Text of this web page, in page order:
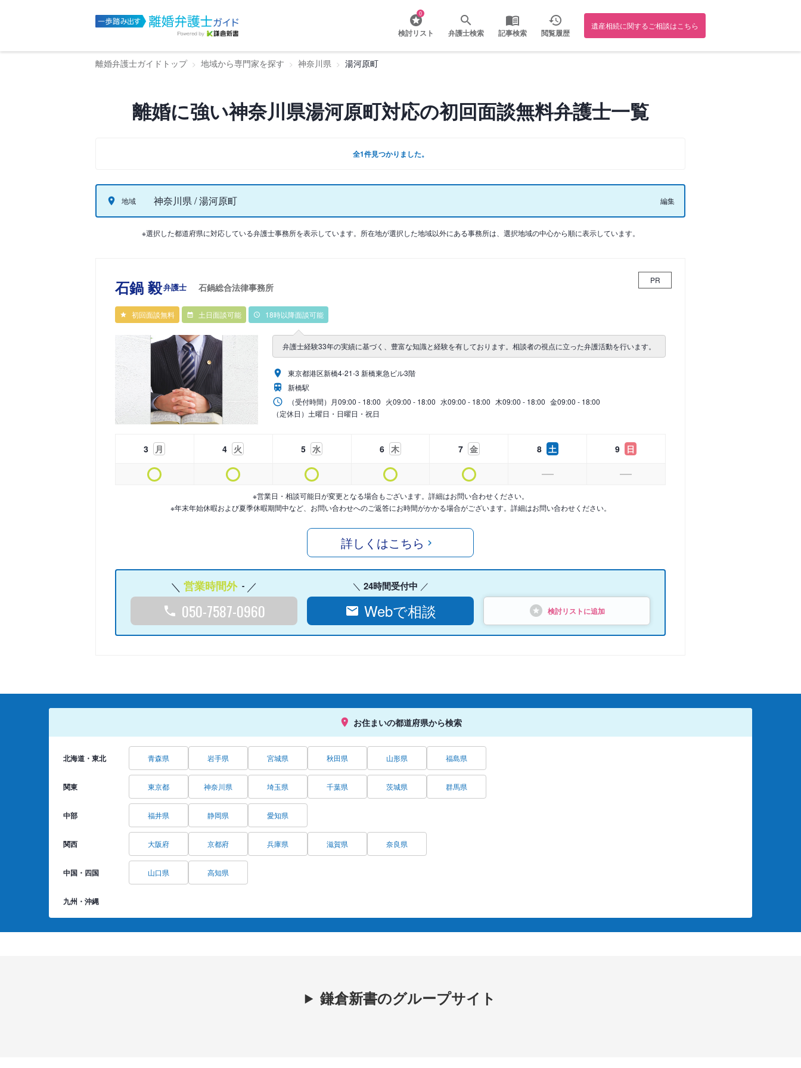
0
検討リスト 弁護士検索 記事検索 閲覧履歴
遺産相続に関するご相談はこちら
離婚弁護士ガイドトップ 地域から専門家を探す 神奈川県 湯河原町
離婚に強い神奈川県湯河原町対応の初回面談無料弁護士一覧
全1件見つかりました。
地域 神奈川県 / 湯河原町 編集
※選択した都道府県に対応している弁護士事務所を表示しています。所在地が選択した地域以外にある事務所は、選択地域の中心から順に表示しています。
石鍋 毅弁護士 石鍋総合法律事務所
PR
初回面談無料 土日面談可能 18時以降面談可能
弁護士経験33年の実績に基づく、豊富な知識と経験を有しております。相談者の視点に立った弁護活動を行います。
東京都港区新橋4-21-3 新橋東急ビル3階
新橋駅
（受付時間） 月09:00 - 18:00 火09:00 - 18:00 水09:00 - 18:00 木09:00 - 18:00 金09:00 - 18:00
（定休日）土曜日・日曜日・祝日
3 月 4 火 5 水 6 木 7 金 8 土 9 日
※営業日・相談可能日が変更となる場合もございます。詳細はお問い合わせください。
※年末年始休暇および夏季休暇期間中など、お問い合わせへのご返答にお時間がかかる場合がございます。詳細はお問い合わせください。
詳しくはこちら
営業時間外 -
050-7587-0960
24時間受付中
Webで相談 検討リストに追加
お住まいの都道府県から検索
北海道・東北 青森県 岩手県 宮城県 秋田県 山形県 福島県
関東 東京都 神奈川県 埼玉県 千葉県 茨城県 群馬県
中部 福井県 静岡県 愛知県
関西 大阪府 京都府 兵庫県 滋賀県 奈良県
中国・四国 山口県 高知県
九州・沖縄
鎌倉新書のグループサイト